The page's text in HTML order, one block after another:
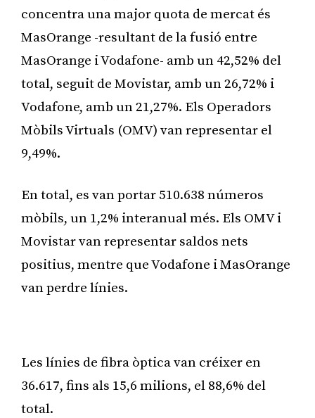
concentra una major quota de mercat és
MasOrange -resultant de la fusió entre
MasOrange i Vodafone- amb un 42,52% del
total, seguit de Movistar, amb un 26,72% i
Vodafone, amb un 21,27%. Els Operadors
Mòbils Virtuals (OMV) van representar el
9,49%.
En total, es van portar 510.638 números
mòbils, un 1,2% interanual més. Els OMV i
Movistar van representar saldos nets
positius, mentre que Vodafone i MasOrange
van perdre línies.
Les línies de fibra òptica van créixer en
36.617, fins als 15,6 milions, el 88,6% del
total.